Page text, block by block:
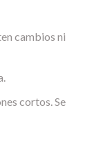
cambios ni
cortos. Se